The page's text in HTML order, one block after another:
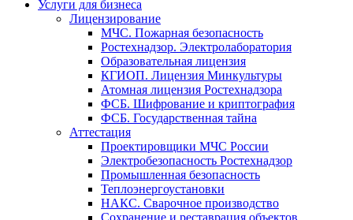
Услуги для бизнеса
Лицензирование
МЧС. Пожарная безопасность
Ростехнадзор. Электролаборатория
Образовательная лицензия
КГИОП. Лицензия Минкультуры
Атомная лицензия Ростехнадзора
ФСБ. Шифрование и криптография
ФСБ. Государственная тайна
Аттестация
Проектировщики МЧС России
Электробезопасность Ростехнадзор
Промышленная безопасность
Теплоэнергоустановки
НАКС. Сварочное производство
Сохранение и реставрация объектов